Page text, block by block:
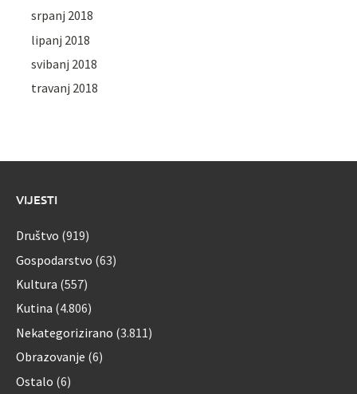
srpanj 2018
lipanj 2018
svibanj 2018
travanj 2018
VIJESTI
Društvo (919)
Gospodarstvo (63)
Kultura (557)
Kutina (4.806)
Nekategorizirano (3.811)
Obrazovanje (6)
Ostalo (6)